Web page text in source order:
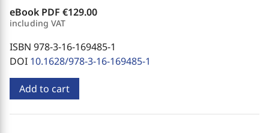
eBook PDF €129.00
including VAT
ISBN 978-3-16-169485-1
DOI 10.1628/978-3-16-169485-1
Add to cart